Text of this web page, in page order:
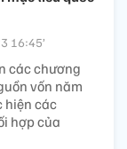
16:45’
các chương
vốn năm
hiện các
hợp của